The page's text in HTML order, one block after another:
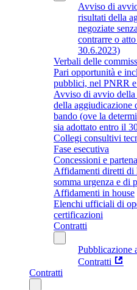
Avviso di
risultati della
negoziate
contrarre o
30.6.2023)
Verbali delle
Pari opportunità e
pubblici, nel PNRR
Avviso di avvio della
della aggiudicazione
bando (ove la
sia adottato entro il
Collegi consultivi
Fase esecutiva
Concessioni e
Affidamenti diretti di
somma urgenza e di
Affidamenti in house
Elenchi ufficiali di
certificazioni
Contratti
Pubblicazione
Contratti
Contratti